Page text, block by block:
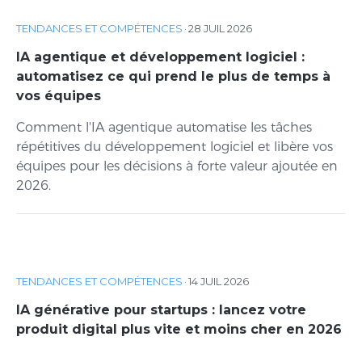
TENDANCES ET COMPÉTENCES ·28 JUIL 2026
IA agentique et développement logiciel :
automatisez ce qui prend le plus de temps à
vos équipes
Comment l'IA agentique automatise les tâches
répétitives du développement logiciel et libère vos
équipes pour les décisions à forte valeur ajoutée en
2026.
TENDANCES ET COMPÉTENCES ·14 JUIL 2026
IA générative pour startups : lancez votre
produit digital plus vite et moins cher en 2026